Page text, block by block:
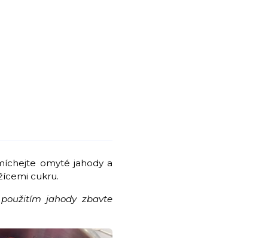
omyté jahody a
cukru.
jahody zbavte